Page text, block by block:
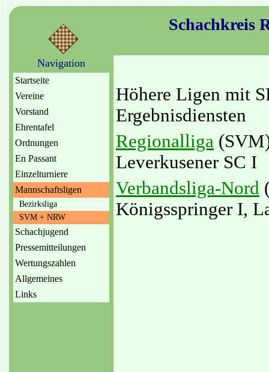
Schachkreis
Navigation
Startseite
Vereine
Vorstand
Ehrentafel
Ordnungen
En Passant
Einzelturniere
Mannschaftsligen
Bezirksliga
SVM + NRW
Schachjugend
Pressemitteilungen
Wertungszahlen
Allgemeines
Links
Höhere Ligen mit
Ergebnisdiensten
Regionalliga
Leverkusener SC I
Verbandsliga-Nord
Königsspringer I,